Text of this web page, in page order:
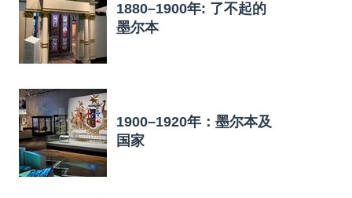
1880–1900年: 了不起的
墨尔本
1900–1920年：墨尔本及
国家